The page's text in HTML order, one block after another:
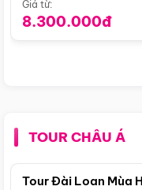
Giá từ:
8.300.000đ
TOUR CHÂU Á
Tour Đài Loan Mùa